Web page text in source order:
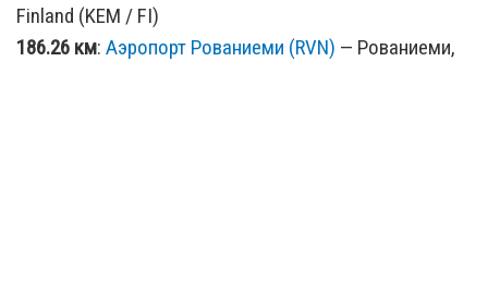
Finland (KEM / FI)
186.26 км: Аэропорт Рованиеми (RVN) — Рованиеми,